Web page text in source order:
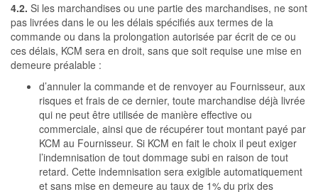
4.2. Si les marchandises ou une partie des marchandises, ne sont
pas livrées dans le ou les délais spécifiés aux termes de la
commande ou dans la prolongation autorisée par écrit de ce ou
ces délais, KCM sera en droit, sans que soit requise une mise en
demeure préalable :
d’annuler la commande et de renvoyer au Fournisseur, aux
risques et frais de ce dernier, toute marchandise déjà livrée
qui ne peut être utilisée de manière effective ou
commerciale, ainsi que de récupérer tout montant payé par
KCM au Fournisseur. Si KCM en fait le choix il peut exiger
l’indemnisation de tout dommage subi en raison de tout
retard. Cette indemnisation sera exigible automatiquement
et sans mise en demeure au taux de 1% du prix des